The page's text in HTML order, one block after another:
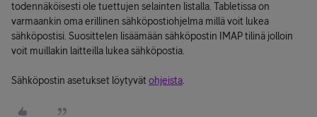
todennäköisesti ole tuettujen selainten listalla. Tabletissa on
varmaankin oma erillinen sähköpostiohjelma millä voit lukea
sähköpostisi. Suosittelen lisäämään sähköpostin IMAP tilinä jolloin
voit muillakin laitteilla lukea sähköpostia.
Sähköpostin asetukset löytyvät ohjeista